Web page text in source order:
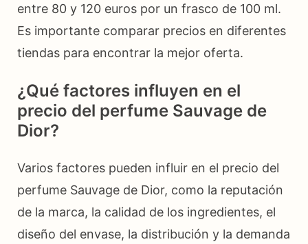
entre 80 y 120 euros por un frasco de 100 ml.
Es importante comparar precios en diferentes
tiendas para encontrar la mejor oferta.
¿Qué factores influyen en el
precio del perfume Sauvage de
Dior?
Varios factores pueden influir en el precio del
perfume Sauvage de Dior, como la reputación
de la marca, la calidad de los ingredientes, el
diseño del envase, la distribución y la demanda